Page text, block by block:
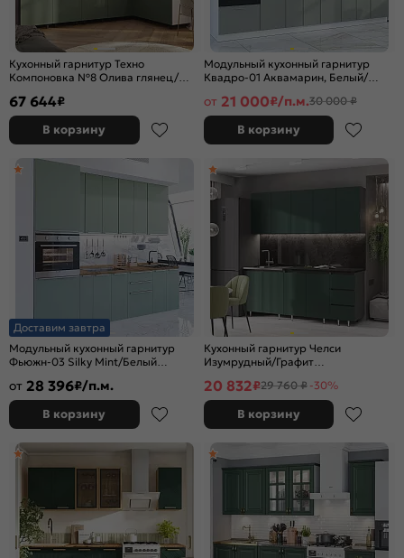
Кухонный гарнитур Техно
Компоновка №8 Олива глянец/
(Антарес)
67 644₽
В корзину
Модульный кухонный гарнитур
Квадро-01 Аквамарин, Белый/
от 21 000₽/п.м.30 000 ₽
В корзину
Доставим завтра
Модульный кухонный гарнитур
Фьюжн-03 Silky Mint/Белый
от 28 396₽/п.м.
В корзину
Кухонный гарнитур Челси
Изумрудный/Графит
20 832₽29 760 ₽ -30%
В корзину